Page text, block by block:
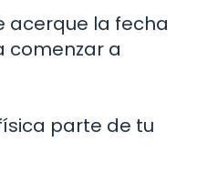
acerque la fecha
comenzar a
parte de tu